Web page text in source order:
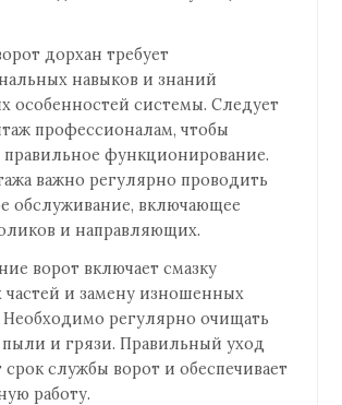
дорхан требует
навыков и знаний
особенностей системы. Следует
профессионалам, чтобы
правильное функционирование.
важно регулярно проводить
обслуживание, включающее
и направляющих.
ворот включает смазку
и замену изношенных
Необходимо регулярно очищать
пыли и грязи. Правильный уход
срок службы ворот и обеспечивает
работу.